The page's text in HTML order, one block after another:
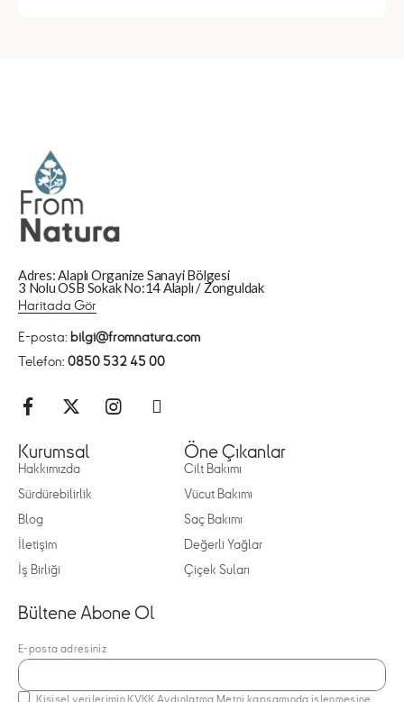
Adres: Alaplı Organize Sanayi Bölgesi
3 Nolu OSB Sokak No:14 Alaplı / Zonguldak
Haritada Gör
E-posta: bilgi@fromnatura.com
Telefon: 0850 532 45 00
Kurumsal
Hakkımızda
Sürdürebilirlik
Blog
İletişim
İş Birliği
Öne Çıkanlar
Cilt Bakımı
Vücut Bakımı
Saç Bakımı
Değerli Yağlar
Çiçek Suları
Bültene Abone Ol
E-posta adresiniz